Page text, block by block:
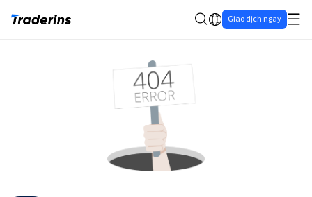
Giao dịch ngay